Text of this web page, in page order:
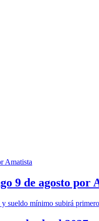
9 de agosto por